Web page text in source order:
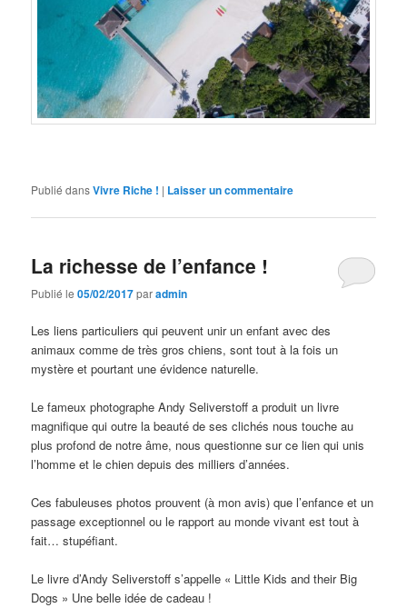
Publié dansVivre Riche ! | Laisser un commentaire
La richesse de l’enfance !
Publié le05/02/2017paradmin
Les liens particuliers qui peuvent unir un enfant avec des
animaux comme de très gros chiens, sont tout à la fois un
mystère et pourtant une évidence naturelle.
Le fameux photographe Andy Seliverstoff a produit un livre
magnifique qui outre la beauté de ses clichés nous touche au
plus profond de notre âme, nous questionne sur ce lien qui unis
l’homme et le chien depuis des milliers d’années.
Ces fabuleuses photos prouvent (à mon avis) que l’enfance et un
passage exceptionnel ou le rapport au monde vivant est tout à
fait… stupéfiant.
Le livre d’Andy Seliverstoff s’appelle « Little Kids and their Big
Dogs » Une belle idée de cadeau !